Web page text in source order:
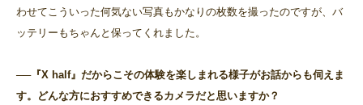
わせてこういった何気ない写真もかなりの枚数を撮ったのですが、バ
ッテリーもちゃんと保ってくれました。
──『X half』だからこその体験を楽しまれる様子がお話からも伺えま
す。どんな方におすすめできるカメラだと思いますか？